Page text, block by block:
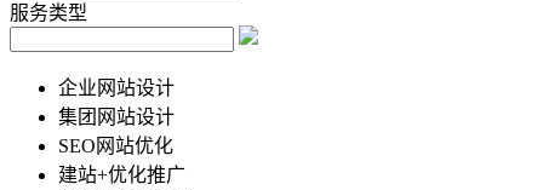
服务类型
企业网站设计
集团网站设计
SEO网站优化
建站+优化推广